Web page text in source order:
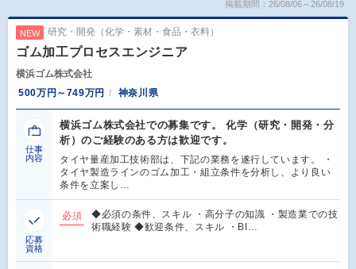
掲載期間：26/08/06～26/08/19
NEW 研究・開発（化学・素材・食品・衣料）
ゴム加工プロセスエンジニア
横浜ゴム株式会社
500万円～749万円
神奈川県
仕事
内容
横浜ゴム株式会社での募集です。 化学（研究・開発・分
析）のご経験のある方は歓迎です。
タイヤ量産加工技術部は、下記の業務を遂行しています。 ・
タイヤ製造ラインのゴム加工・組立条件を分析し、より良い
条件を立案し…
応募
資格
必須
◆必須の条件、スキル ・高分子の知識 ・製造業での技
術職経験 ◆歓迎条件、スキル ・BI…